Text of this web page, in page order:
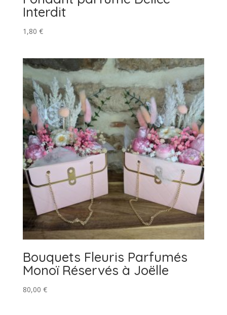
Interdit
1,80 €
Bouquets Fleuris Parfumés
Monoï Réservés à Joëlle
80,00 €